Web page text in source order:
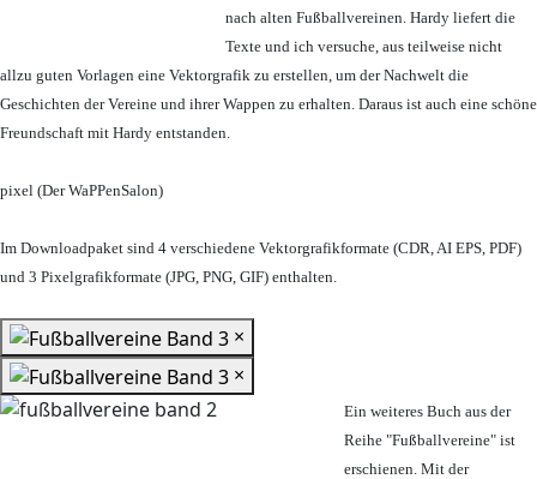
nach alten Fußballvereinen. Hardy liefert die
Texte und ich versuche, aus teilweise nicht
allzu guten Vorlagen eine Vektorgrafik zu erstellen, um der Nachwelt die
Geschichten der Vereine und ihrer Wappen zu erhalten. Daraus ist auch eine schöne
Freundschaft mit Hardy entstanden.
pixel (Der WaPPenSalon)
Im Downloadpaket sind 4 verschiedene Vektorgrafikformate (CDR, AI EPS, PDF)
und 3 Pixelgrafikformate (JPG, PNG, GIF) enthalten.
×
×
Ein weiteres Buch aus der
Reihe "Fußballvereine" ist
erschienen. Mit der